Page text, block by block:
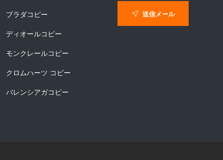
プラダコピー
ディオールコピー
モンクレールコピー
クロムハーツ コピー
バレンシアガコピー
送信メール